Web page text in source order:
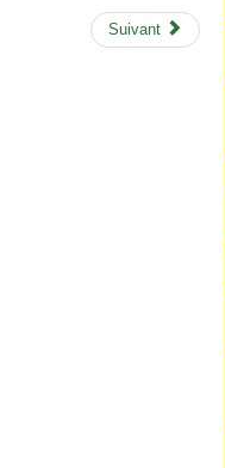
Suivant